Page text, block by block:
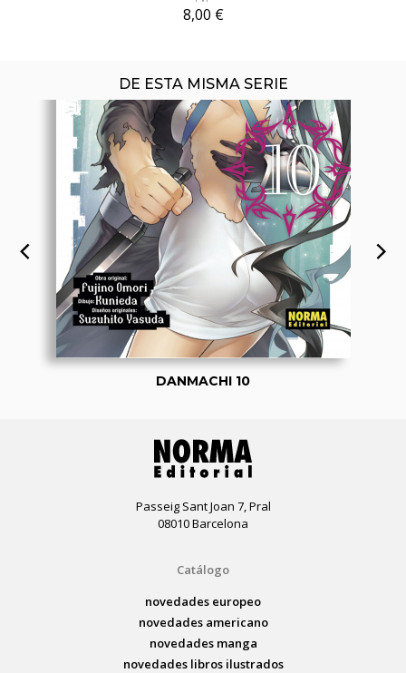
8,00 €
DE ESTA MISMA SERIE
DANMACHI 10
Passeig Sant Joan 7, Pral
08010 Barcelona
Catálogo
novedades europeo
novedades americano
novedades manga
novedades libros ilustrados